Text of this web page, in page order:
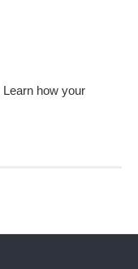
Learn how your